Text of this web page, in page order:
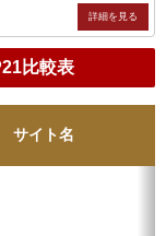
比較表
サイト名